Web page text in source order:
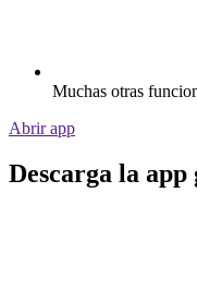
Muchas otras
Abrir app
Descarga la